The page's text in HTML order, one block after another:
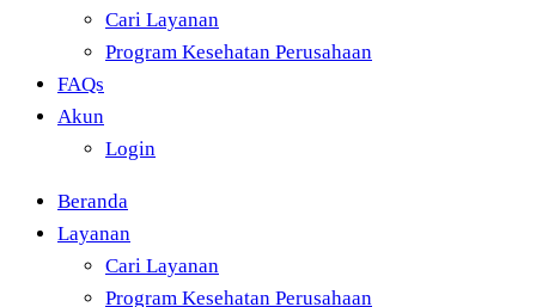
Cari Layanan
Program Kesehatan Perusahaan
FAQs
Akun
Login
Beranda
Layanan
Cari Layanan
Program Kesehatan Perusahaan